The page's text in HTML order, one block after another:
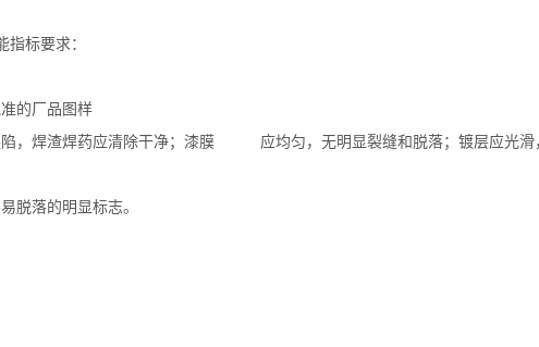
标要求：
的厂品图样
陷，焊渣焊药应清除干净；漆膜 应均匀，无明显裂缝和脱落；镀层应光滑
脱落的明显标志。